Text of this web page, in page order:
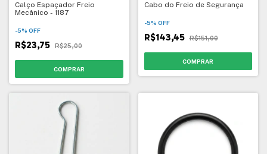
Calço Espaçador Freio
Mecânico - 1187
-5% OFF
R$23,75 R$25,00
Cabo do Freio de Segurança
-5% OFF
R$143,45 R$151,00